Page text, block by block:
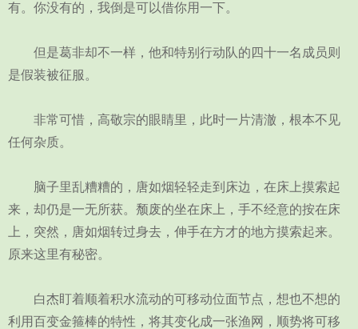
有。你没有的，我倒是可以借你用一下。
但是葛非却不一样，他和特别行动队的四十一名成员则
是假装被征服。
非常可惜，高敬宗的眼睛里，此时一片清澈，根本不见
任何杂质。
脑子里乱糟糟的，唐如烟轻轻走到床边，在床上摸索起
来，却仍是一无所获。颓废的坐在床上，手不经意的按在床
上，突然，唐如烟转过身去，伸手在方才的地方摸索起来。
原来这里有秘密。
白杰盯着顺着积水流动的可移动位面节点，想也不想的
利用百变金箍棒的特性，将其变化成一张渔网，顺势将可移